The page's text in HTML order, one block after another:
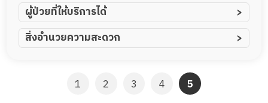
ผู้ป่วยที่ให้บริการได้
ผู้ป่วยอัมพาต อัมพฤกษ์
ผู้ป่วยอัลไซเมอร์
ผู้ป่วยติดเตียง
สิ่งอำนวยความสะดวก
1 2 3 4
5